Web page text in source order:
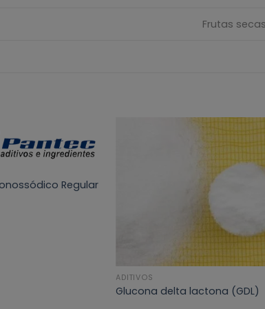
Frutas
Regular
ADITIVOS
Glucona delta lactona (GDL)